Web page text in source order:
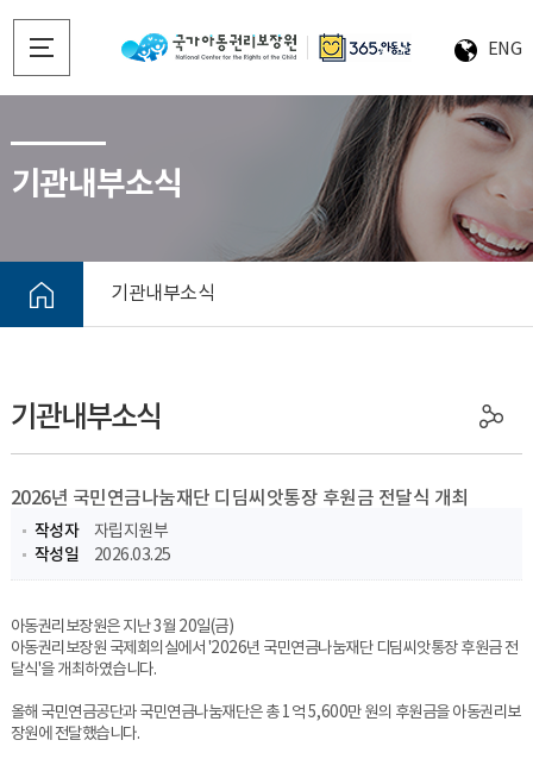
ENG
기관내부소식
기관내부소식
기관내부소식
2026년 국민연금나눔재단 디딤씨앗통장 후원금 전달식 개최
작성자 자립지원부
작성일 2026.03.25
아동권리보장원은 지난 3월 20일(금)
아동권리보장원 국제회의실에서 '2026년 국민연금나눔재단 디딤씨앗통장 후원금전
달식'을 개최하였습니다.
올해 국민연금공단과 국민연금나눔재단은 총 1억 5,600만 원의 후원금을 아동권리보
장원에 전달했습니다.